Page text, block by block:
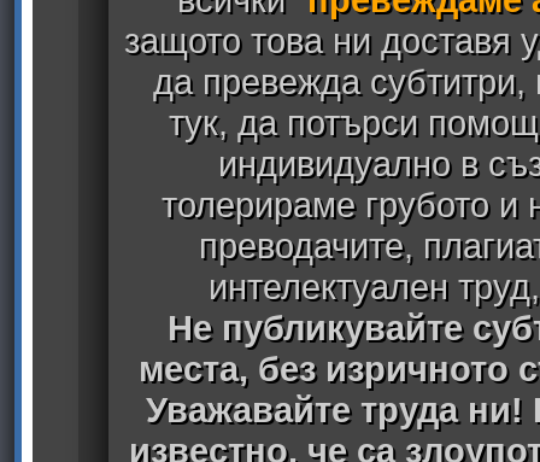
защото това ни доставя
да превежда
тук, да потърси
индивидуално в
толерираме грубото
преводачите,
интелектуален
Не публикувайте
места, без изричното
Уважавайте труда ни!
известно, че са